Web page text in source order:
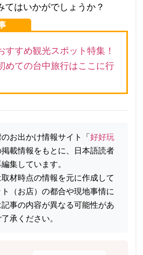
てはいかがでしょうか？
すすめ観光スポット特集！
めての台中旅行はここに行
お出かけ情報サイト「 好好玩
掲載情報をもとに、日本語読者
集しています。
材時点の情報を元に作成して
（お店）の都合や現地事情に
事の内容が異なる可能性があ
承ください。